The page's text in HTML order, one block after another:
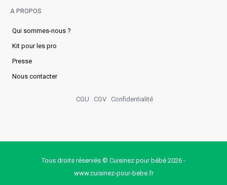
A PROPOS
Qui sommes-nous ?
Kit pour les pro
Presse
Nous contacter
CGU CGV Confidentialité
Tous droits réservés © Cuisinez pour bébé 2026 -
www.cuisinez‑pour‑bebe.fr